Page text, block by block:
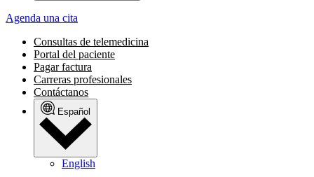
Agenda una cita
Consultas de telemedicina
Portal del paciente
Pagar factura
Carreras profesionales
Contáctanos
Español
English